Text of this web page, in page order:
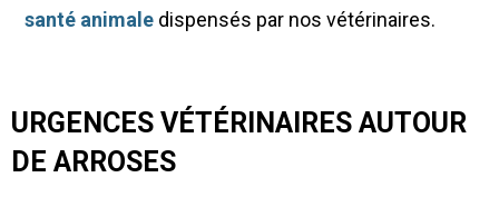
santé animale dispensés par nos vétérinaires.
URGENCES VÉTÉRINAIRES AUTOUR
DE ARROSES